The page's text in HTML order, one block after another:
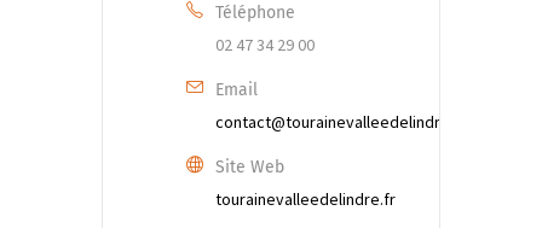
Téléphone
02 47 34 29 00
Email
contact@tourainevalleedelindre.fr
Site Web
tourainevalleedelindre.fr